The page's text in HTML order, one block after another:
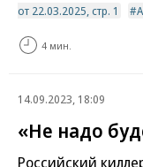
от 22.03.2025, стр. 1
4 мин.
14.09.2023, 18:09
«Не надо
Российский